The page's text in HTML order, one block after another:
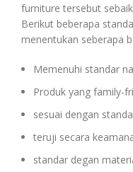
furniture tersebut
Berikut beberapa
menentukan seberapa
Memenuhi standar
Produk yang family-
sesuai dengan
teruji secara
standar degan